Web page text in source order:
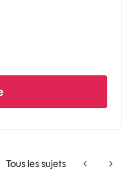
Tous les sujets